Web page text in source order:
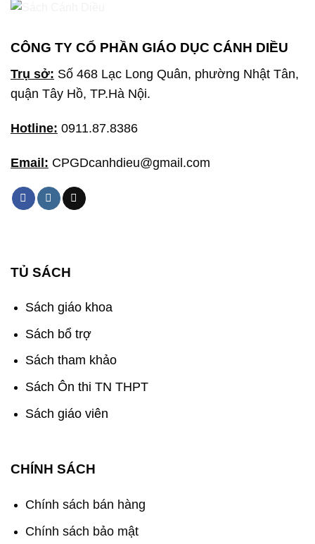
CÔNG TY CỔ PHẦN GIÁO DỤC CÁNH DIỀU
Trụ sở: Số 468 Lạc Long Quân, phường Nhật Tân,
quận Tây Hồ, TP.Hà Nội.
Hotline: 0911.87.8386
Email: CPGDcanhdieu@gmail.com
TỦ SÁCH
Sách giáo khoa
Sách bổ trợ
Sách tham khảo
Sách Ôn thi TN THPT
Sách giáo viên
CHÍNH SÁCH
Chính sách bán hàng
Chính sách bảo mật